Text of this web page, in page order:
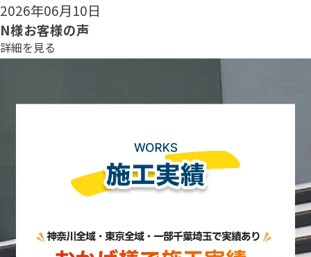
2026年06月08日
N様お客様の声
詳細を見る